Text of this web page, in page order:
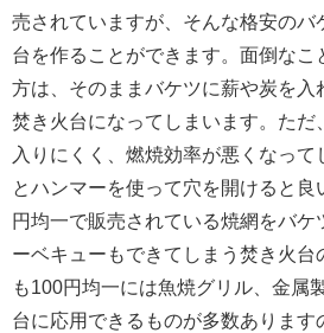
売されていますが、そんな格安のバ
台を作ることができます。面倒なこ
方は、そのままバケツに薪や炭を入
焚き火台になってしまいます。ただ
入りにくく、燃焼効率が悪くなっ
とハンマーを使って穴を開けると
円均一で販売されている焼網をバ
ーベキューもできてしまう焚き火台
も100円均一には魚焼グリル、金属
台に応用できるものが多数あります